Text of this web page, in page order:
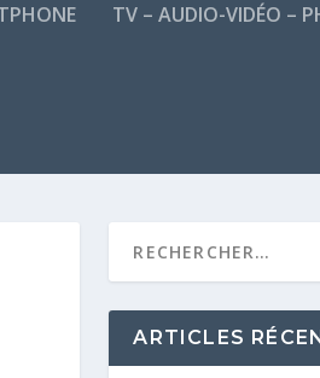
TV – AUDIO-VIDÉO –
ARTICLES